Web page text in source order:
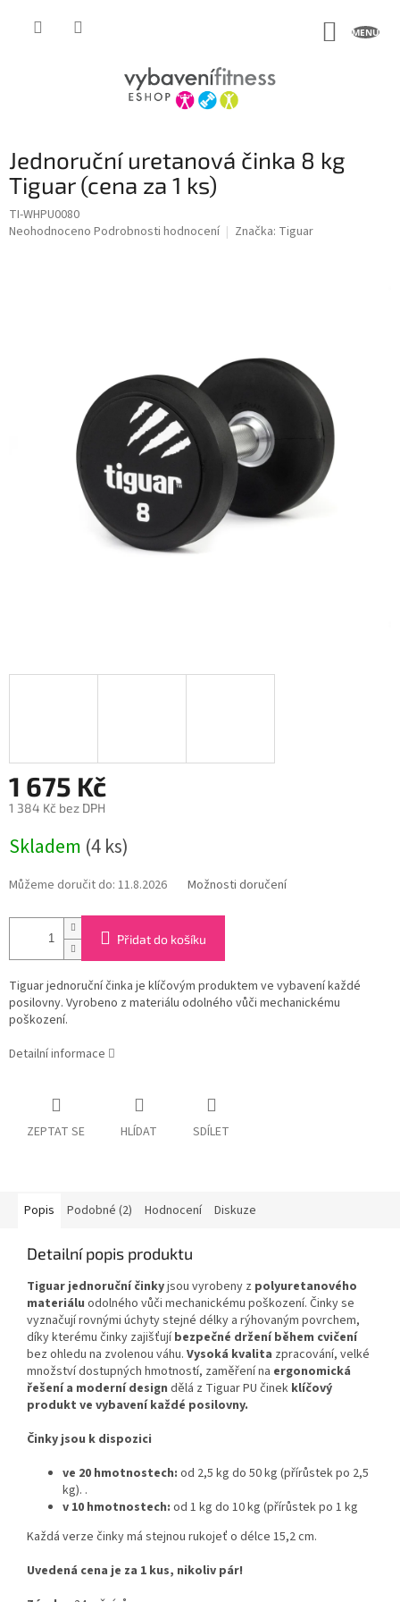
Jednoruční uretanová činka 8 kg
Tiguar (cena za 1 ks)
TI-WHPU0080
Průměrné
Neohodnoceno Podrobnosti hodnocení Značka: Tiguar
1 675 Kč
1 384 Kč bez DPH
cena:
Skladem (4 ks)
Můžeme doručit do: 11.8.2026 Možnosti doručení
Přidat do košíku
Tiguar jednoruční činka je klíčovým produktem ve vybavení každé
posilovny. Vyrobeno z materiálu odolného vůči mechanickému
poškození.
Detailní informace
ZEPTAT SE HLÍDAT SDÍLET
Popis Podobné (2) Hodnocení Diskuze
Detailní popis produktu
Tiguar jednoruční činkyjsou vyrobeny z polyuretanového
materiálu odolného vůči mechanickému poškození. Činky se
vyznačují rovnými úchyty stejné délky a rýhovaným povrchem,
díky kterému činky zajišťujíbezpečné držení během cvičení
bez ohledu na zvolenou váhu. Vysoká kvalita zpracování, velké
množství dostupných hmotností, zaměření na ergonomická
řešení a moderní design dělá z Tiguar PU činek klíčový
produkt ve vybavení každé posilovny.
Činky jsou k dispozici
ve 20 hmotnostech: od 2,5 kg do 50 kg (přírůstek po 2,5
kg). .
v 10 hmotnostech: od 1 kg do 10 kg (přírůstek po 1 kg
Každá verze činky má stejnou rukojeť o délce 15,2 cm.
Uvedená cena je za 1 kus, nikoliv pár!